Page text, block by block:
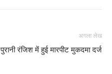
अगला लेख
पुरानी रंजिश में हुई मारपीट मुकदमा दर्ज